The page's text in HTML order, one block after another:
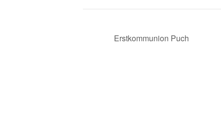
Erstkommunion Puch